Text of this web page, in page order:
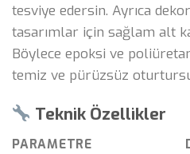
tesviye edersin. Ayrıca
tasarımlar için sağlam alt
Böylece epoksi ve
temiz ve pürüzsüz
Teknik Özellikler
PARAMETRE